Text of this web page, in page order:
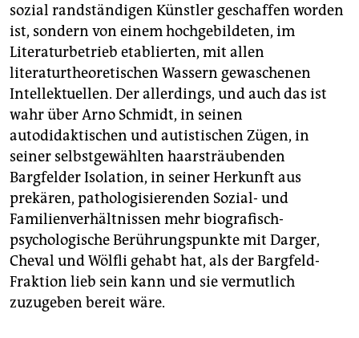
sozial randständigen Künstler geschaffen worden
ist, sondern von einem hochgebildeten, im
Literaturbetrieb etablierten, mit allen
literaturtheoretischen Wassern gewaschenen
Intellektuellen. Der allerdings, und auch das ist
wahr über Arno Schmidt, in seinen
autodidaktischen und autistischen Zügen, in
seiner selbstgewählten haarsträubenden
Bargfelder Isolation, in seiner Herkunft aus
prekären, pathologisierenden Sozial- und
Familienverhältnissen mehr biografisch-
psychologische Berührungspunkte mit Darger,
Cheval und Wölfli gehabt hat, als der Bargfeld-
Fraktion lieb sein kann und sie vermutlich
zuzugeben bereit wäre.